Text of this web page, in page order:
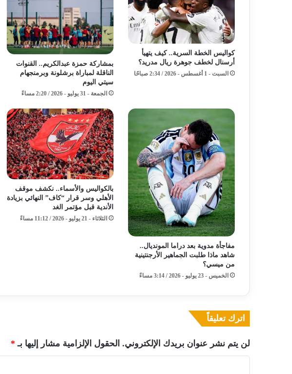
كواليس الخطة السرية.. كيف يتهيأ
أرسنال لخطف جوهرة ريال مدريد؟
السبت - 1 أغسطس - 2026 / 2:34 صباحًا
بمشاركة حمزة عبدالكريم.. القنوات
الناقلة لمباراة برشلونة وبرمنجهام
سيتي اليوم
الجمعة - 31 يوليو - 2026 / 2:20 مساءً
مفاجأة مدوية بعد دراما المونديال..
شاهد ماذا طلبت الجماهير الأرجنتينية
من ميسي؟
الخميس - 23 يوليو - 2026 / 3:14 مساءً
بالكواليس والأسماء.. نكشف موقف
الأهلي وسر قرار “كاف” النهائي بزيادة
الأندية قبل مؤتمر الغد
الثلاثاء - 21 يوليو - 2026 / 11:12 مساءً
اترك تعليقاً
لن يتم نشر عنوان بريدك الإلكتروني. الحقول الإلزامية مشار إليها بـ *